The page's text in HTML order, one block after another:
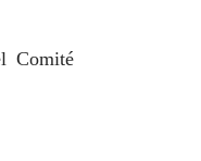
Comité